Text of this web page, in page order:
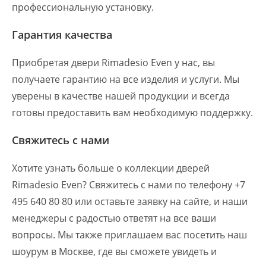
профессиональную установку.
Гарантия качества
Приобретая двери Rimadesio Even у нас, вы
получаете гарантию на все изделия и услуги. Мы
уверены в качестве нашей продукции и всегда
готовы предоставить вам необходимую поддержку.
Свяжитесь с нами
Хотите узнать больше о коллекции дверей
Rimadesio Even? Свяжитесь с нами по телефону +7
495 640 80 80 или оставьте заявку на сайте, и наши
менеджеры с радостью ответят на все ваши
вопросы. Мы также приглашаем вас посетить наш
шоурум в Москве, где вы сможете увидеть и